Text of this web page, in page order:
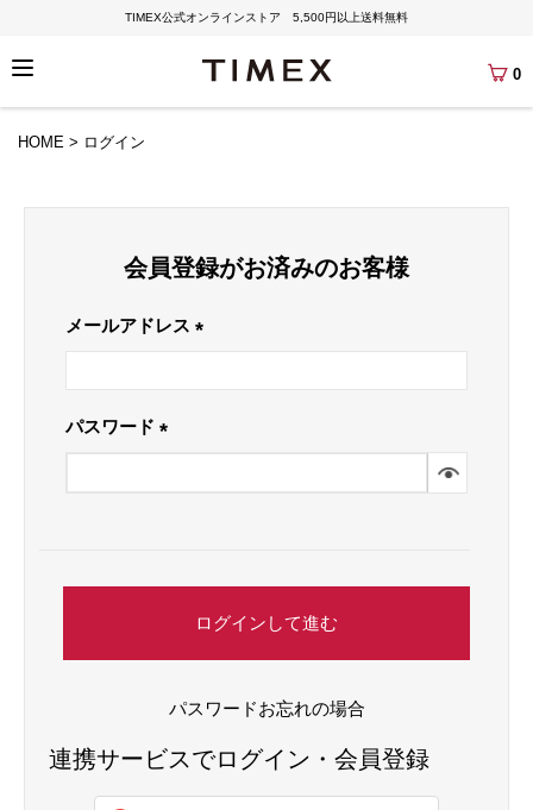
TIMEX公式オンラインストア 5,500円以上送料無料
0
HOME ログイン
会員登録がお済みのお客様
メールアドレス
(必
須)
パスワード
(必
ログインして進む
パスワードお忘れの場合
連携サービスでログイン・会員登録